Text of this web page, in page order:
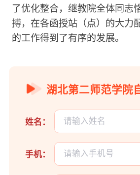
了优化整合，继教院全体同志
搏，在各函授站（点）的大力
的工作得到了有序的发展。
湖北第二师范学院
姓名：
手机：